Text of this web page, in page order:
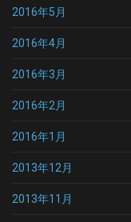
2016年5月
2016年4月
2016年3月
2016年2月
2016年1月
2013年12月
2013年11月